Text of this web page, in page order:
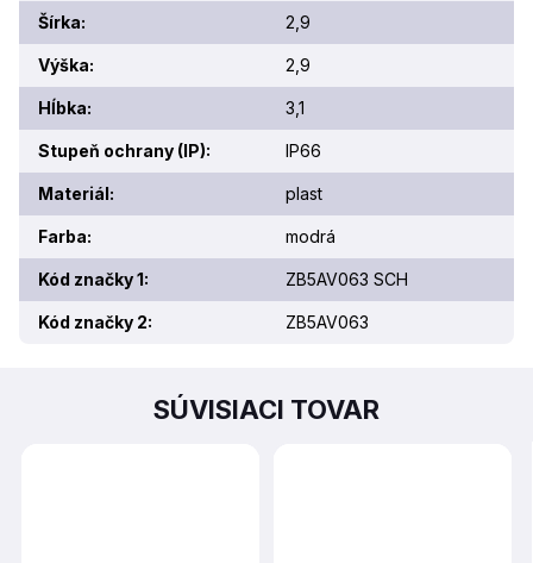
Šírka: 2,9
Výška: 2,9
Hĺbka: 3,1
Stupeň ochrany (IP): IP66
Materiál: plast
Farba: modrá
Kód značky 1: ZB5AV063 SCH
Kód značky 2: ZB5AV063
SÚVISIACI TOVAR